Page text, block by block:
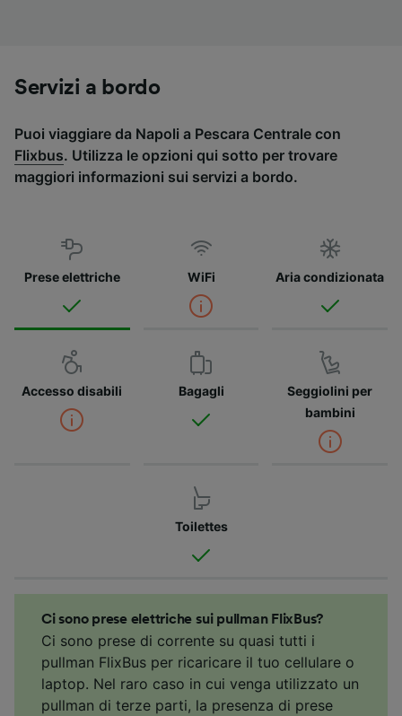
Servizi a bordo
Puoi viaggiare da Napoli a Pescara Centrale con
Flixbus. Utilizza le opzioni qui sotto per trovare
maggiori informazioni sui servizi a bordo.
Prese elettriche WiFi Aria condizionata
Accesso disabili Bagagli
Seggiolini per
bambini
Toilettes
Ci sono prese elettriche sui pullman FlixBus?
Ci sono prese di corrente su quasi tutti i
pullman FlixBus per ricaricare il tuo cellulare o
laptop. Nel raro caso in cui venga utilizzato un
pullman di terze parti, la presenza di prese